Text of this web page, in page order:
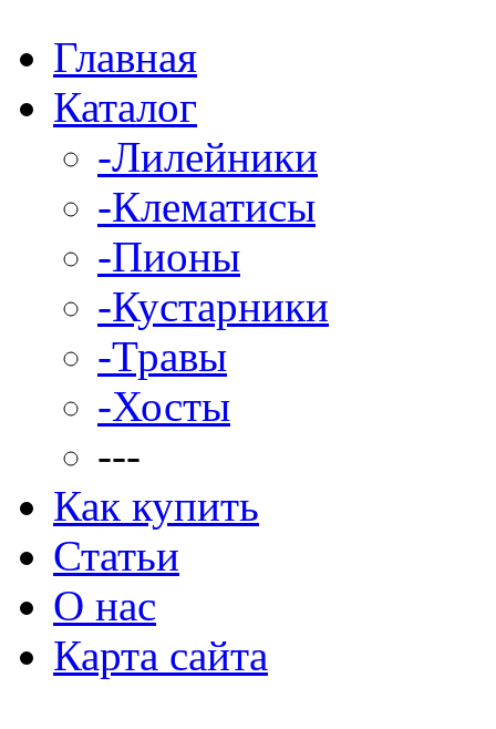
Главная
Каталог
-Лилейники
-Клематисы
-Пионы
-Кустарники
-Травы
-Хосты
---
Как купить
Статьи
О нас
Карта сайта